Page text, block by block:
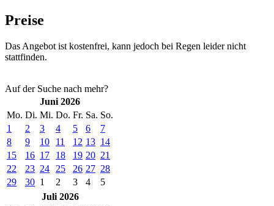
Preise
Das Angebot ist kostenfrei, kann jedoch bei Regen leider nicht
stattfinden.
Auf der Suche nach mehr?
Juni 2026
Mo. Di. Mi. Do. Fr. Sa. So.
1
2 3 4 5 6
7
8
9 10 11 12 13 14
15
16 17 18 19 20 21
22
23 24 25 26 27 28
29
30 1 2 3 4
5
Juli 2026